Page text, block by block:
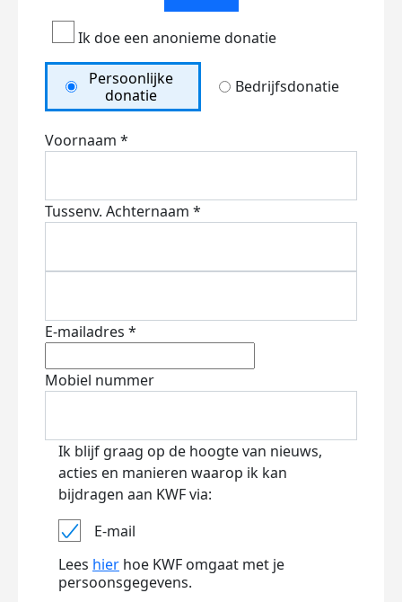
Ik doe een anonieme donatie
Persoonlijke
donatie
Bedrijfsdonatie
Voornaam *
Tussenv. Achternaam *
E-mailadres *
Mobiel nummer
Ik blijf graag op de hoogte van nieuws,
acties en manieren waarop ik kan
bijdragen aan KWF via:
E-mail
Lees hier hoe KWF omgaat met je
persoonsgegevens.